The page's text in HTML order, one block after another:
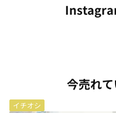
今売れ
イチオシ